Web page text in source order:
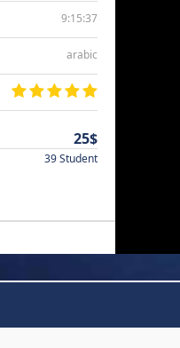
9:15:37
arabic
25$
39 Student